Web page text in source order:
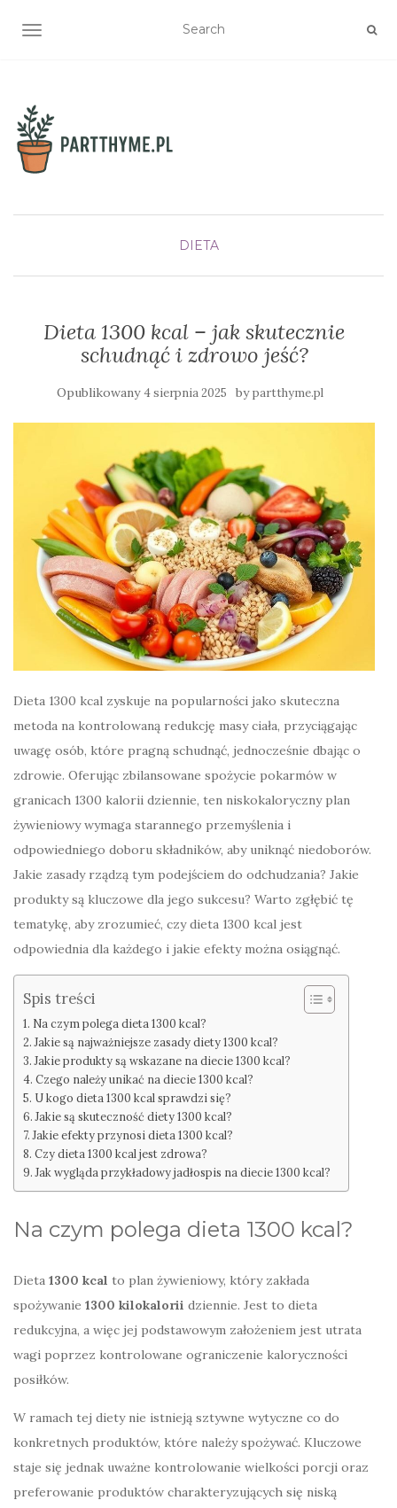
TOGGLE NAVIGATION
DIETA
Dieta 1300 kcal – jak skutecznie
schudnąć i zdrowo jeść?
Opublikowany4 sierpnia 2025 bypartthyme.pl
Dieta 1300 kcal zyskuje na popularności jako skuteczna
metoda na kontrolowaną redukcję masy ciała, przyciągając
uwagę osób, które pragną schudnąć, jednocześnie dbając o
zdrowie. Oferując zbilansowane spożycie pokarmów w
granicach 1300 kalorii dziennie, ten niskokaloryczny plan
żywieniowy wymaga starannego przemyślenia i
odpowiedniego doboru składników, aby uniknąć niedoborów.
Jakie zasady rządzą tym podejściem do odchudzania? Jakie
produkty są kluczowe dla jego sukcesu? Warto zgłębić tę
tematykę, aby zrozumieć, czy dieta 1300 kcal jest
odpowiednia dla każdego i jakie efekty można osiągnąć.
Spis treści
Na czym polega dieta 1300 kcal?
Jakie są najważniejsze zasady diety 1300 kcal?
Jakie produkty są wskazane na diecie 1300 kcal?
Czego należy unikać na diecie 1300 kcal?
U kogo dieta 1300 kcal sprawdzi się?
Jakie są skuteczność diety 1300 kcal?
Jakie efekty przynosi dieta 1300 kcal?
Czy dieta 1300 kcal jest zdrowa?
Jak wygląda przykładowy jadłospis na diecie 1300 kcal?
Na czym polega dieta 1300 kcal?
Dieta 1300 kcal to plan żywieniowy, który zakłada
spożywanie 1300 kilokalorii dziennie. Jest to dieta
redukcyjna, a więc jej podstawowym założeniem jest utrata
wagi poprzez kontrolowane ograniczenie kaloryczności
posiłków.
W ramach tej diety nie istnieją sztywne wytyczne co do
konkretnych produktów, które należy spożywać. Kluczowe
staje się jednak uważne kontrolowanie wielkości porcji oraz
preferowanie produktów charakteryzujących się niską